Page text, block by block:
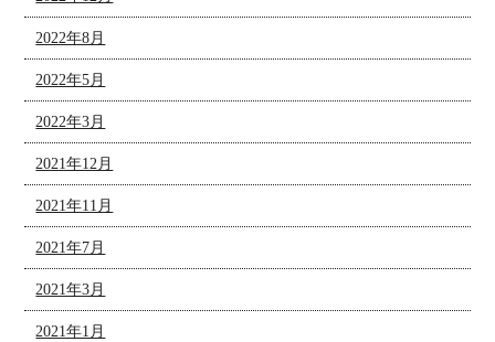
2022年8月
2022年5月
2022年3月
2021年12月
2021年11月
2021年7月
2021年3月
2021年1月